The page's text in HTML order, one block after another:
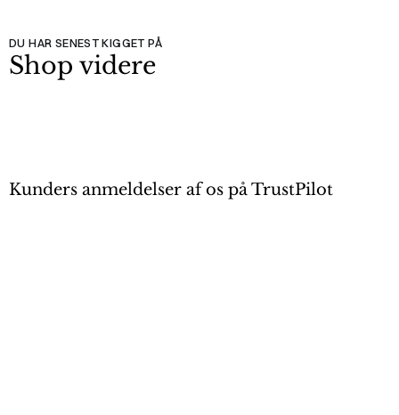
DU HAR SENEST KIGGET PÅ
Shop videre
Kunders anmeldelser af os på TrustPilot